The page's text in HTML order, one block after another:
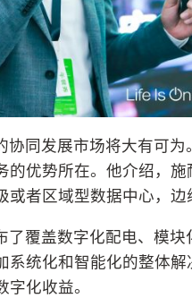
同发展市场将大有可
优势所在。他介绍，
者区域型数据中心，边
覆盖数字化配电、模
统化和智能化的整体
化收益。